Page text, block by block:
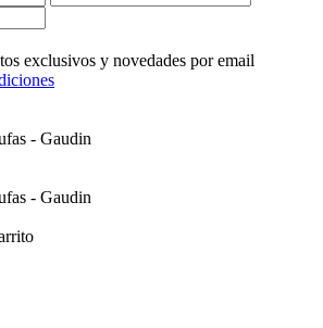
exclusivos y novedades por email